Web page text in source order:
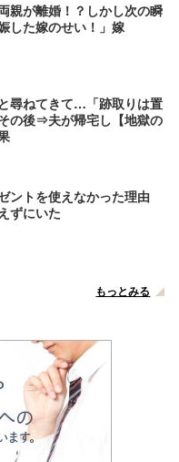
親が離婚！？しかし次の瞬
した嫁のせい！」嫁
尋ねてきて…「跡取りは置
の後⇒夫が帰宅し【地獄の
ントを使えなかった理由
ずにいた
もっとみる